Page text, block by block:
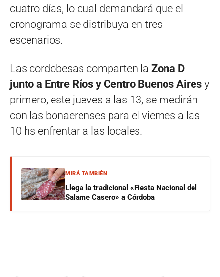
cuatro días, lo cual demandará que el
cronograma se distribuya en tres
escenarios.
Las cordobesas comparten la Zona D
junto a Entre Ríos y Centro Buenos Aires y
primero, este jueves a las 13, se medirán
con las bonaerenses para el viernes a las
10 hs enfrentar a las locales.
MIRÁ TAMBIÉN
Llega la tradicional «Fiesta Nacional del
Salame Casero» a Córdoba